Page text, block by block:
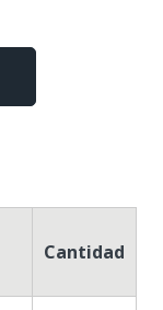
Cantidad